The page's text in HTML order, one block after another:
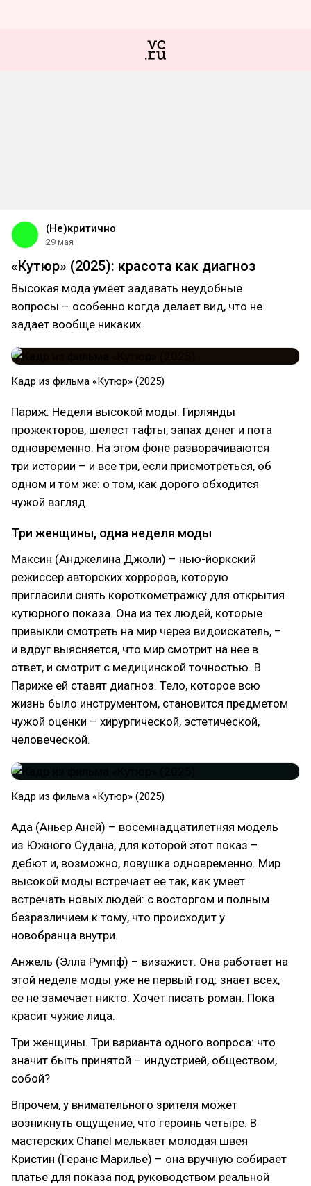
(Не)критично
29 мая
«Кутюр» (2025): красота как диагноз
Высокая мода умеет задавать неудобные
вопросы – особенно когда делает вид, что не
задает вообще никаких.
Кадр из фильма «Кутюр» (2025)
Париж. Неделя высокой моды. Гирлянды
прожекторов, шелест тафты, запах денег и пота
одновременно. На этом фоне разворачиваются
три истории – и все три, если присмотреться, об
одном и том же: о том, как дорого обходится
чужой взгляд.
Три женщины, одна неделя моды
Максин (Анджелина Джоли) – нью-йоркский
режиссер авторских хорроров, которую
пригласили снять короткометражку для открытия
кутюрного показа. Она из тех людей, которые
привыкли смотреть на мир через видоискатель, –
и вдруг выясняется, что мир смотрит на нее в
ответ, и смотрит с медицинской точностью. В
Париже ей ставят диагноз. Тело, которое всю
жизнь было инструментом, становится предметом
чужой оценки – хирургической, эстетической,
человеческой.
Кадр из фильма «Кутюр» (2025)
Ада (Аньер Аней) – восемнадцатилетняя модель
из Южного Судана, для которой этот показ –
дебют и, возможно, ловушка одновременно. Мир
высокой моды встречает ее так, как умеет
встречать новых людей: с восторгом и полным
безразличием к тому, что происходит у
новобранца внутри.
Анжель (Элла Румпф) – визажист. Она работает на
этой неделе моды уже не первый год: знает всех,
ее не замечает никто. Хочет писать роман. Пока
красит чужие лица.
Три женщины. Три варианта одного вопроса: что
значит быть принятой – индустрией, обществом,
собой?
Впрочем, у внимательного зрителя может
возникнуть ощущение, что героинь четыре. В
мастерских Chanel мелькает молодая швея
Кристин (Геранс Марилье) – она вручную собирает
платье для показа под руководством реальной